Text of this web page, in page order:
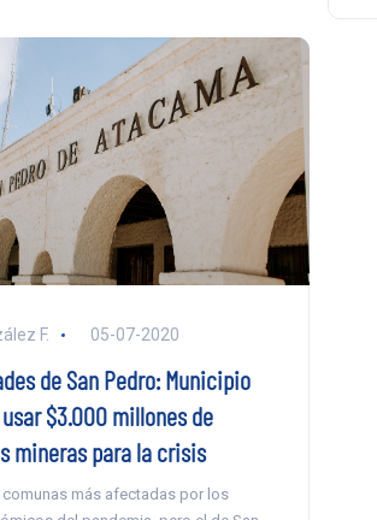
F. 05-07-2020
de San Pedro: Municipio
$3.000 millones de
mineras para la crisis
comunas más afectadas por los